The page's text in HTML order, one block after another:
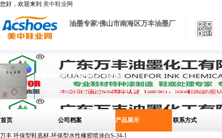
您好，欢迎来到 美中鞋业网
油墨专家/佛山市南海区万丰油墨厂
油墨专家/佛山市南海区万丰油墨厂
首页 公司档案 产品展示 联系方式
万丰 环保型鞋底材-环保型水性橡胶喷涂白S-34-1